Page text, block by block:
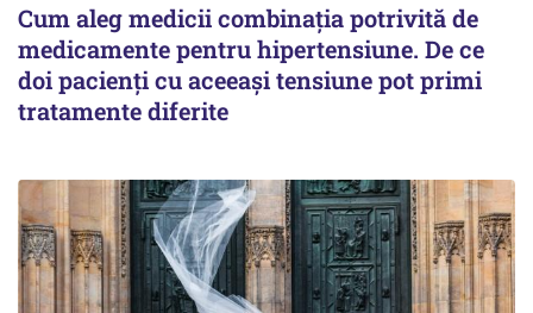
Cum aleg medicii combinația potrivită de
medicamente pentru hipertensiune. De ce
doi pacienți cu aceeași tensiune pot primi
tratamente diferite